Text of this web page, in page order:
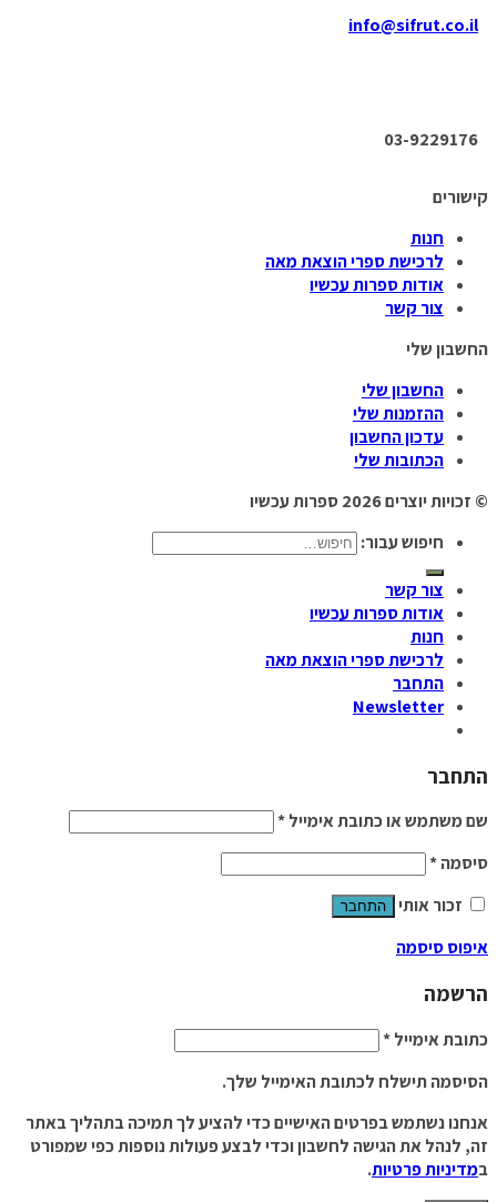
info@sifrut.co.il
קישורים
חנות
לרכישת ספרי הוצאת מאה
אודות ספרות עכשיו
צור קשר
החשבון שלי
החשבון שלי
ההזמנות שלי
עדכון החשבון
הכתובות שלי
© זכויות יוצרים 2026
ספרות עכשיו
חיפוש עבור:
צור קשר
אודות ספרות עכשיו
חנות
לרכישת ספרי הוצאת מאה
התחבר
Newsletter
התחבר
שם משתמש או כתובת אימייל*
סיסמה*
זכור אותי
התחבר
איפוס סיסמה
הרשמה
כתובת אימייל*
הסיסמה תישלח לכתובת האימייל שלך.
אנחנו נשתמש בפרטים האישיים כדי להציע לך תמיכה בתהליך באתר
זה, לנהל את הגישה לחשבון וכדי לבצע פעולות נוספות כפי שמפורט
במדיניות פרטיות.